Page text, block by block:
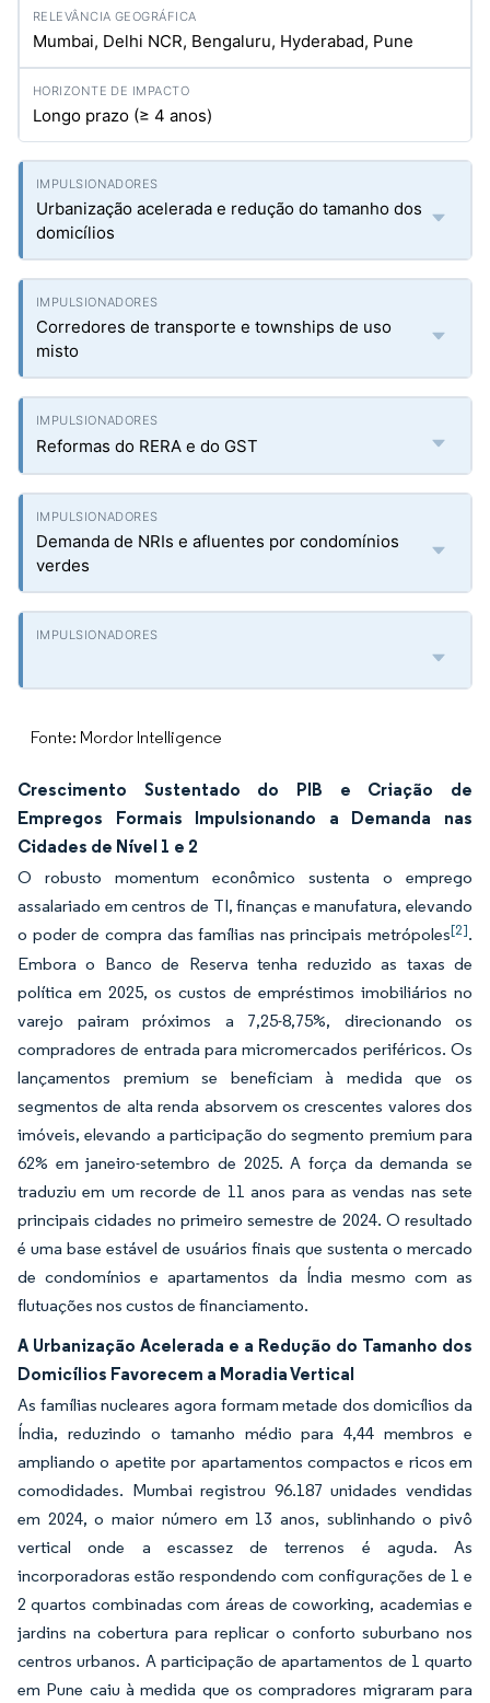
Mumbai, Delhi NCR, Bengaluru, Hyderabad, Pune
Longo prazo (≥ 4 anos)
Urbanização acelerada e redução do tamanho dos
domicílios
Corredores de transporte e townships de uso
misto
Reformas do RERA e do GST
Demanda de NRIs e afluentes por condomínios
verdes
Fonte: Mordor Intelligence
Crescimento Sustentado do PIB e Criação de
Empregos Formais Impulsionando a Demanda nas
Cidades de Nível 1 e 2
O robusto momentum econômico sustenta o emprego
assalariado em centros de TI, finanças e manufatura, elevando
o poder de compra das famílias nas principais metrópoles[2].
Embora o Banco de Reserva tenha reduzido as taxas de
política em 2025, os custos de empréstimos imobiliários no
varejo pairam próximos a 7,25-8,75%, direcionando os
compradores de entrada para micromercados periféricos. Os
lançamentos premium se beneficiam à medida que os
segmentos de alta renda absorvem os crescentes valores dos
imóveis, elevando a participação do segmento premium para
62% em janeiro-setembro de 2025. A força da demanda se
traduziu em um recorde de 11 anos para as vendas nas sete
principais cidades no primeiro semestre de 2024. O resultado
é uma base estável de usuários finais que sustenta o mercado
de condomínios e apartamentos da Índia mesmo com as
flutuações nos custos de financiamento.
A Urbanização Acelerada e a Redução do Tamanho dos
Domicílios Favorecem a Moradia Vertical
As famílias nucleares agora formam metade dos domicílios da
Índia, reduzindo o tamanho médio para 4,44 membros e
ampliando o apetite por apartamentos compactos e ricos em
comodidades. Mumbai registrou 96.187 unidades vendidas
em 2024, o maior número em 13 anos, sublinhando o pivô
vertical onde a escassez de terrenos é aguda. As
incorporadoras estão respondendo com configurações de 1 e
2 quartos combinadas com áreas de coworking, academias e
jardins na cobertura para replicar o conforto suburbano nos
centros urbanos. A participação de apartamentos de 1 quarto
em Pune caiu à medida que os compradores migraram para